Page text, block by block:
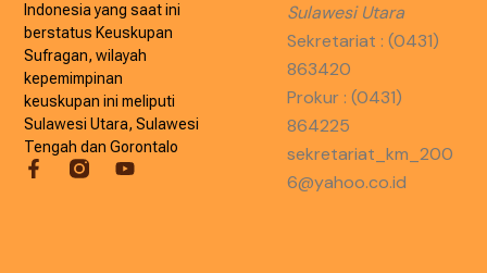
Indonesia yang saat ini
berstatus Keuskupan
Sufragan, wilayah
kepemimpinan
keuskupan ini meliputi
Sulawesi Utara, Sulawesi
Tengah dan Gorontalo
Sulawesi Utara
Sekretariat : (0431)
863420
Prokur : (0431)
864225
sekretariat_km_200
6@yahoo.co.id